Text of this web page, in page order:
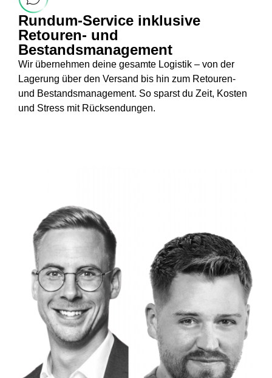
Rundum-Service inklusive
Retouren- und
Bestandsmanagement
Wir übernehmen deine gesamte Logistik – von der
Lagerung über den Versand bis hin zum Retouren-
und Bestandsmanagement. So sparst du Zeit, Kosten
und Stress mit Rücksendungen.